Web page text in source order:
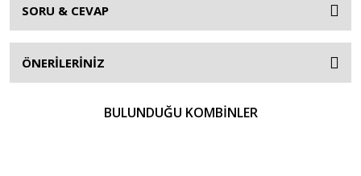
SORU & CEVAP
ÖNERİLERİNİZ
BULUNDUĞU KOMBİNLER